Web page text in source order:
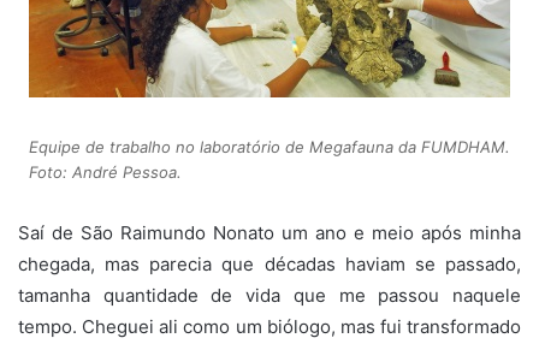
Equipe de trabalho no laboratório de Megafauna da FUMDHAM.
Foto: André Pessoa.
Saí de São Raimundo Nonato um ano e meio após minha
chegada, mas parecia que décadas haviam se passado,
tamanha quantidade de vida que me passou naquele
tempo. Cheguei ali como um biólogo, mas fui transformado